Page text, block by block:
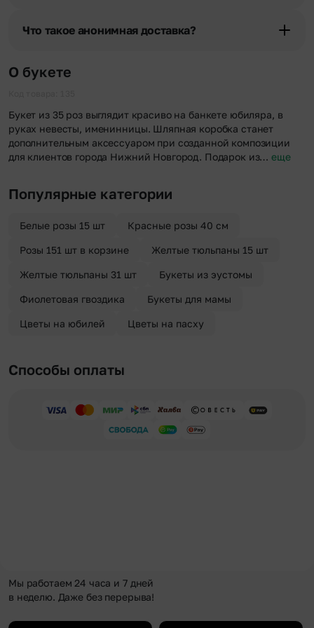
отрезка. Хотите получить цветы раньше? Оформите услугу
Что такое анонимная доставка?
«Анонимная доставка». Мы гарантируем анонимность
О букете
Букет из 35 роз выглядит красиво на банкете юбиляра, в
руках невесты, именинницы. Шляпная коробка станет
дополнительным аксессуаром при созданной композиции
для клиентов города Нижний Новгород. Подарок из… еще
Популярные категории
Белые розы 15 шт Красные розы 40 см
Розы 151 шт в корзине Желтые тюльпаны 15 шт
Желтые тюльпаны 31 шт Букеты из эустомы
Фиолетовая гвоздика Букеты для мамы
Цветы на юбилей Цветы на пасху
Способы оплаты
Мы работаем 24 часа и 7 дней
в неделю. Даже без перерыва!